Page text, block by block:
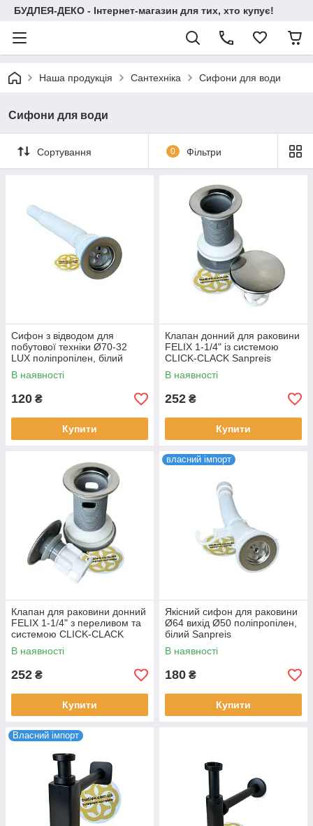
БУДЛЕЯ-ДЕКО - Інтернет-магазин для тих, хто купує!
Наша продукція Сантехніка Сифони для води
Сифони для води
Сортування 0 Фільтри
Сифон з відводом для
побутової техніки Ø70-32
LUX поліпропілен, білий
GUPLAST
В наявності
120 ₴
Купити
Клапан донний для раковини
FELIX 1-1/4" із системою
CLICK-CLACK Sanpreis
В наявності
252 ₴
Купити
Клапан для раковини донний
FELIX 1-1/4" з переливом та
системою CLICK-CLACK
Sanpreis
В наявності
252 ₴
Купити
власний імпорт
Якісний сифон для раковини
Ø64 вихід Ø50 поліпропілен,
білий Sanpreis
В наявності
180 ₴
Купити
Власний імпорт